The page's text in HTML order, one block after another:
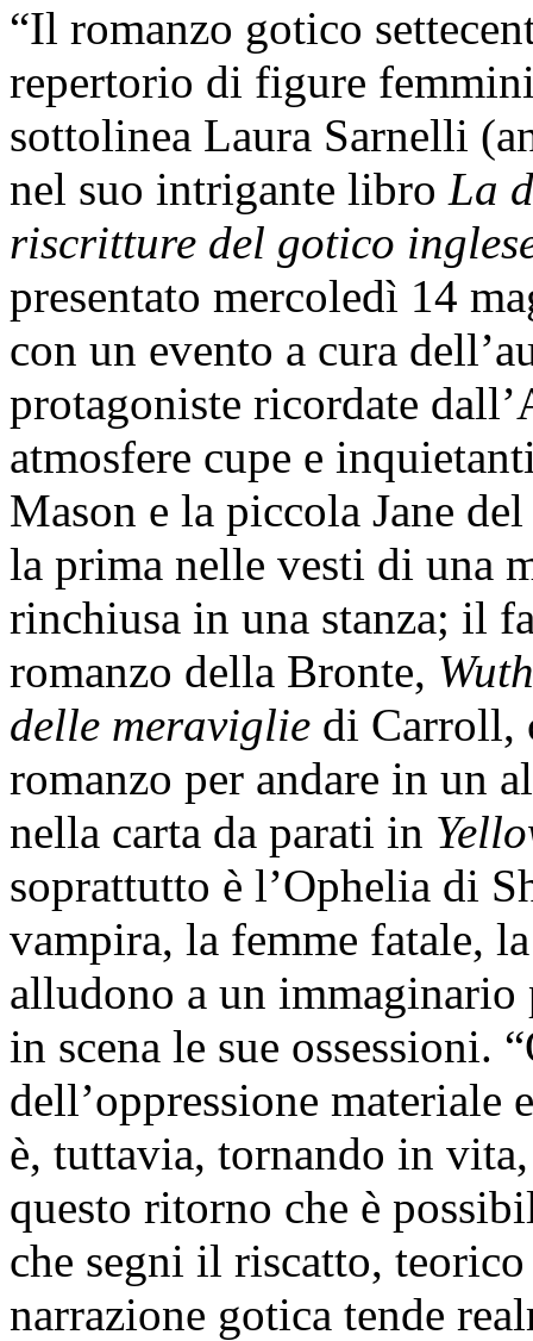
“Il romanzo gotico
repertorio di figure
sottolinea Laura Sarnelli
nel suo intrigante libro La
riscritture del gotico
presentato mercoledì 14
con un evento a cura
protagoniste ricordate
atmosfere cupe e
Mason e la piccola Jane
la prima nelle vesti di una
rinchiusa in una stanza; il
romanzo della Bronte,
delle meraviglie di Carroll,
romanzo per andare in un
nella carta da parati in
soprattutto è l’Ophelia di
vampira, la femme fatale,
alludono a un immaginario
in scena le sue ossessioni.
dell’oppressione materiale
è, tuttavia, tornando in
questo ritorno che è
che segni il riscatto,
narrazione gotica tende